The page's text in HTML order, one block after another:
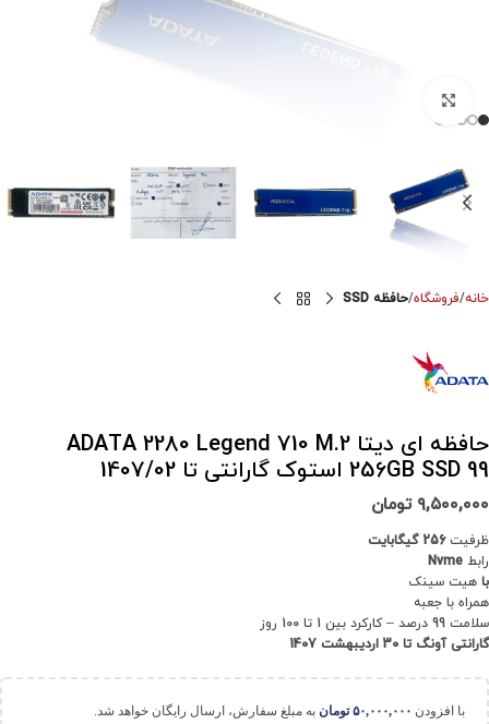
خانه فروشگاه حافظه SSD
حافظه ای دیتا ADATA 2280 Legend 710 M.2
256GB SSD 99 استوک گارانتی تا 1407/02
۹,۵۰۰,۰۰۰ تومان
ظرفیت256 گیگابایت
رابط Nvme
با هیت سینک
همراه با جعبه
سلامت 99 درصد – کارکرد بین 1 تا 100 روز
گارانتی آونگ تا 30 اردیبهشت 1407
با افزودن ۵۰,۰۰۰,۰۰۰ تومان به مبلغ سفارش، ارسال رایگان خواهد شد.